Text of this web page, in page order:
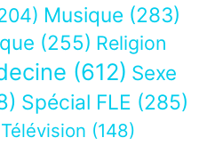
Musique (283)
(255) Religion
(612) Sexe
Spécial FLE (285)
Télévision (148)